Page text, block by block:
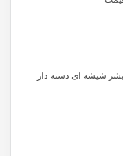
شیشه ای دسته دار